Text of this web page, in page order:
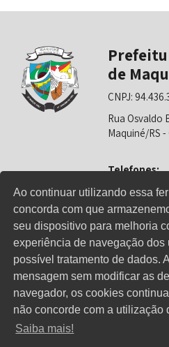
Ao continuar utilizando essa
concorda com que
seu dispositivo para melhoria
experiência de navegação dos
possível tratamento de dados.
mensagem sem modificar as
navegador, os cookies
não concorde com a utilização
Saiba mais!
de
CNPJ:
Rua Osvaldo
Maquiné/RS -
Telefones:
0800-
0800-
0800-
Horário de
Segunda-
12h00 e